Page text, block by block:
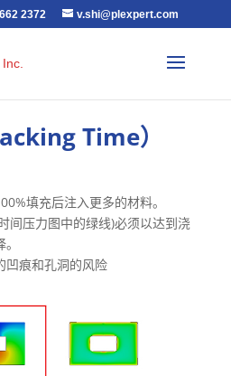
2372 v.shi@plexpert.com
Time）
填充后注入更多的材料。
间压力图中的绿线)必须以达到浇
凹痕和孔洞的风险